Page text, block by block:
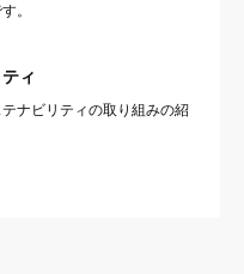
。
ィ
ナビリティの取り組みの紹